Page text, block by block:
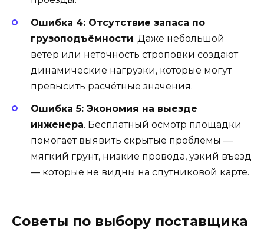
Ошибка 4: Отсутствие запаса по
грузоподъёмности. Даже небольшой
ветер или неточность строповки создают
динамические нагрузки, которые могут
превысить расчётные значения.
Ошибка 5: Экономия на выезде
инженера. Бесплатный осмотр площадки
помогает выявить скрытые проблемы —
мягкий грунт, низкие провода, узкий въезд
— которые не видны на спутниковой карте.
Советы по выбору поставщика